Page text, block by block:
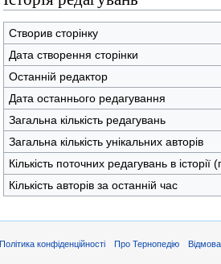
Створив сторінку
Дата створення сторінки
Останній редактор
Дата останнього редагування
Загальна кількість редагувань
Загальна кількість унікальних авторів
Кількість поточних редагувань в
Кількість авторів за останній час
Політика конфіденційності Про Тернопедію